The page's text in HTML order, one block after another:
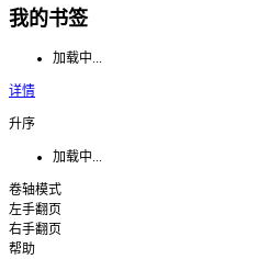
我的书签
加载中...
详情
升序
加载中...
卷轴模式
左手翻页
右手翻页
帮助